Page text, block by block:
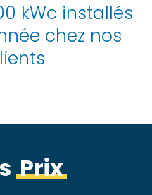
kWc installés
chez nos
Prix